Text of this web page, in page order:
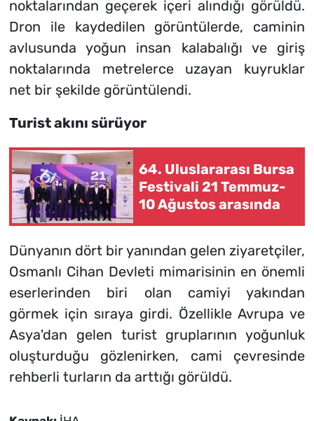
noktalarından geçerek içeri alındığı görüldü.
Dron ile kaydedilen görüntülerde, caminin
avlusunda yoğun insan kalabalığı ve giriş
noktalarında metrelerce uzayan kuyruklar
net bir şekilde görüntülendi.
Turist akını sürüyor
64. Uluslararası Bursa
Festivali 21 Temmuz-
10 Ağustos arasında
Dünyanın dört bir yanından gelen ziyaretçiler,
Osmanlı Cihan Devleti mimarisinin en önemli
eserlerinden biri olan camiyi yakından
görmek için sıraya girdi. Özellikle Avrupa ve
Asya'dan gelen turist gruplarının yoğunluk
oluşturduğu gözlenirken, cami çevresinde
rehberli turların da arttığı görüldü.